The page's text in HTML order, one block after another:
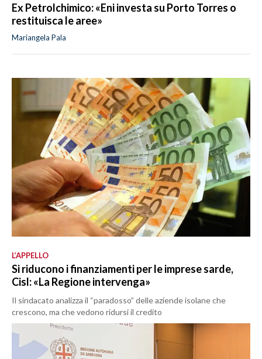
Ex Petrolchimico: «Eni investa su Porto Torres o
restituisca le aree»
Mariangela Pala
L’APPELLO
Si riducono i finanziamenti per le imprese sarde,
Cisl: «La Regione intervenga»
Il sindacato analizza il “paradosso” delle aziende isolane che
crescono, ma che vedono ridursi il credito